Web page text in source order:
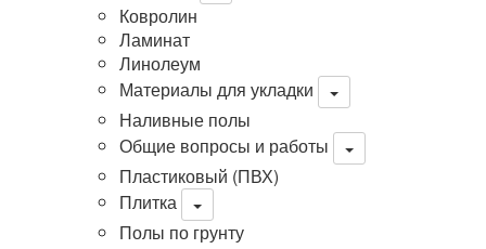
Ковролин
Ламинат
Линолеум
Материалы для укладки
Наливные полы
Общие вопросы и работы
Пластиковый (ПВХ)
Плитка
Полы по грунту